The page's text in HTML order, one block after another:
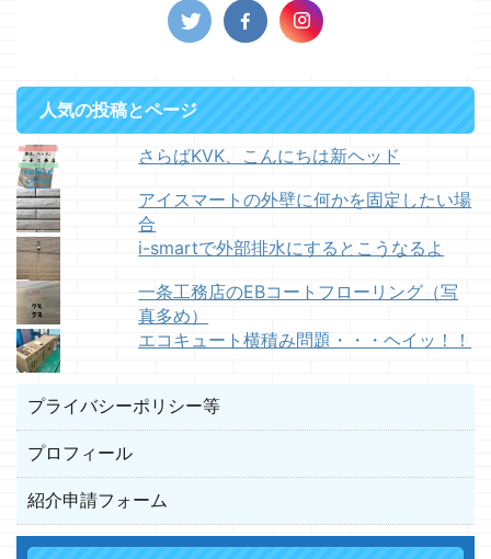
人気の投稿とページ
さらばKVK、こんにちは新ヘッド
アイスマートの外壁に何かを固定したい場
合
i-smartで外部排水にするとこうなるよ
一条工務店のEBコートフローリング（写
真多め）
エコキュート横積み問題・・・ヘイッ！！
プライバシーポリシー等
プロフィール
紹介申請フォーム